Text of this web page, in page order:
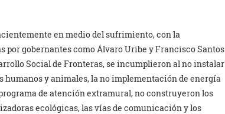
en medio del sufrimiento, con la
por gobernantes como Álvaro Uribe y Francisco Santos
Social de Fronteras, se incumplieron al no instalar
humanos y animales, la no implementación de energía
de atención extramural, no construyeron los
ecológicas, las vías de comunicación y los